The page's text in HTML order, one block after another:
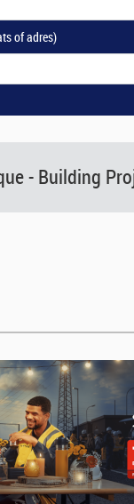
of adres)
- Building